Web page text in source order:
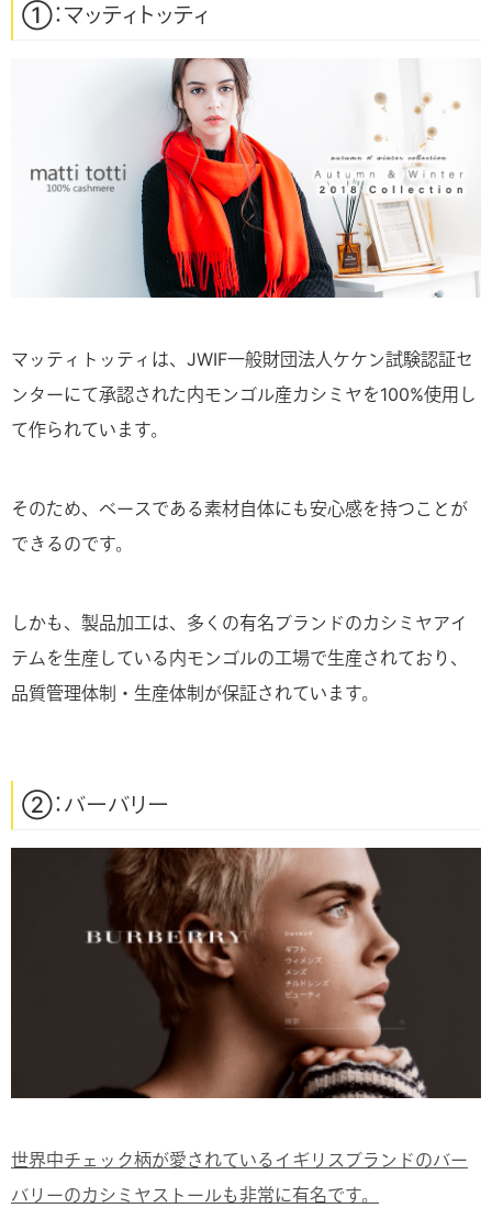
①：マッティトッティ
マッティトッティは、JWIF一般財団法人ケケン試験認証セ
ンターにて承認された内モンゴル産カシミヤを100%使用し
て作られています。
そのため、ベースである素材自体にも安心感を持つことが
できるのです。
しかも、製品加工は、多くの有名ブランドのカシミヤアイ
テムを生産している内モンゴルの工場で生産されており、
品質管理体制・生産体制が保証されています。
②：バーバリー
世界中チェック柄が愛されているイギリスブランドのバー
バリーのカシミヤストールも非常に有名です。